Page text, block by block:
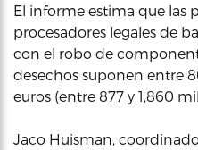
El informe estima que las
procesadores legales de
con el robo de
desechos suponen entre
euros (entre 877 y 1,860
Jaco Huisman,